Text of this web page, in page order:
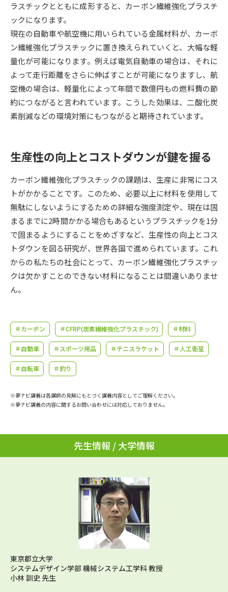
SELFBRAND特集ページ
オープンキャンパスなどを調べる
オープンキャンパス検索 実施プログラムから探す
来場型・Web型イベント特集 夢ナビライブ
志望校・出願校を調べる
併願校選び 受験スケジュールを立てよう
先輩が入学を決めた理由 テレメール全国一斉進学調査
新生活お役立ちガイド
大学で学びたい学問発見
学問のミニ講義「夢ナビ講義」
学問の教科書 夢ナビライブ
大学進学IDについて
受付内容・発送状況の確認
個人情報取扱規定
テレメール進学カタログ
訂正のご案内
ラスチックとともに成形すると、カーボン繊維強化プラスチ
ックになります。
現在の自動車や航空機に用いられている金属材料が、カーボ
ン繊維強化プラスチックに置き換えられていくと、大幅な軽
量化が可能になります。例えば電気自動車の場合は、それに
よって走行距離をさらに伸ばすことが可能になりますし、航
空機の場合は、軽量化によって年間で数億円もの燃料費の節
約につながると言われています。こうした効果は、二酸化炭
素削減などの環境対策にもつながると期待されています。
生産性の向上とコストダウンが鍵を握る
カーボン繊維強化プラスチックの課題は、生産に非常にコス
トがかかることです。このため、必要以上に材料を使用して
無駄にしないようにするための詳細な強度測定や、現在は固
まるまでに2時間かかる場合もあるというプラスチックを1分
で固まるようにすることをめざすなど、生産性の向上とコス
トダウンを図る研究が、世界各国で進められています。これ
からの私たちの社会にとって、カーボン繊維強化プラスチッ
クは欠かすことのできない材料になることは間違いありませ
ん。
＃カーボン ＃CFRP(炭素繊維強化プラスチック) ＃材料
＃自動車 ＃スポーツ用品 ＃テニスラケット ＃人工衛星
＃自転車 ＃釣り
※夢ナビ講義は各講師の見解にもとづく講義内容としてご理解ください。
※夢ナビ講義の内容に関するお問い合わせには対応しておりません。
先生情報 / 大学情報
東京都立大学
システムデザイン学部 機械システム工学科 教授
小林 訓史 先生